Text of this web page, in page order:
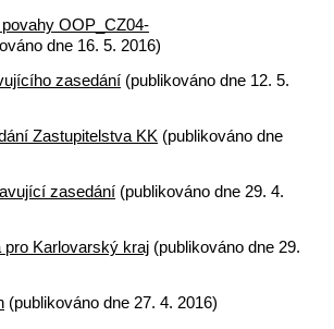
OOP_CZ04-
dne 16. 5. 2016)
zasedání (publikováno dne 12. 5.
Zastupitelstva KK (publikováno dne
zasedání (publikováno dne 29. 4.
pro Karlovarský kraj (publikováno dne 29.
(publikováno dne 27. 4. 2016)